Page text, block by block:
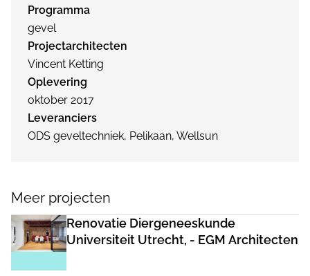
Programma
gevel
Projectarchitecten
Vincent Ketting
Oplevering
oktober 2017
Leveranciers
ODS geveltechniek, Pelikaan, Wellsun
Meer projecten
Renovatie Diergeneeskunde
Universiteit Utrecht, - EGM Architecten